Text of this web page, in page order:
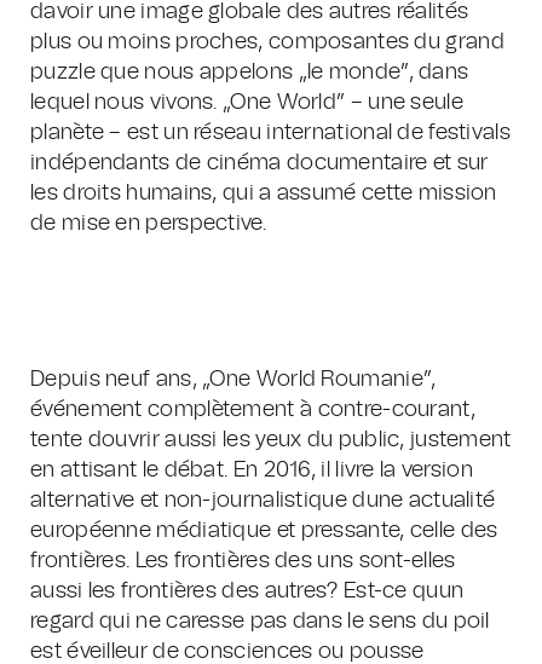
davoir une image globale des autres réalités
plus ou moins proches, composantes du grand
puzzle que nous appelons „le monde”, dans
lequel nous vivons. „One World” – une seule
planète – est un réseau international de festivals
indépendants de cinéma documentaire et sur
les droits humains, qui a assumé cette mission
de mise en perspective.
Depuis neuf ans, „One World Roumanie”,
événement complètement à contre-courant,
tente douvrir aussi les yeux du public, justement
en attisant le débat. En 2016, il livre la version
alternative et non-journalistique dune actualité
européenne médiatique et pressante, celle des
frontières. Les frontières des uns sont-elles
aussi les frontières des autres? Est-ce quun
regard qui ne caresse pas dans le sens du poil
est éveilleur de consciences ou pousse